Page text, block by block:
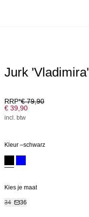
Jurk 'Vladimira'
RRP*€ 79,90
€ 39,90
incl. btw
Kleur –schwarz
Kies je maat
34 36